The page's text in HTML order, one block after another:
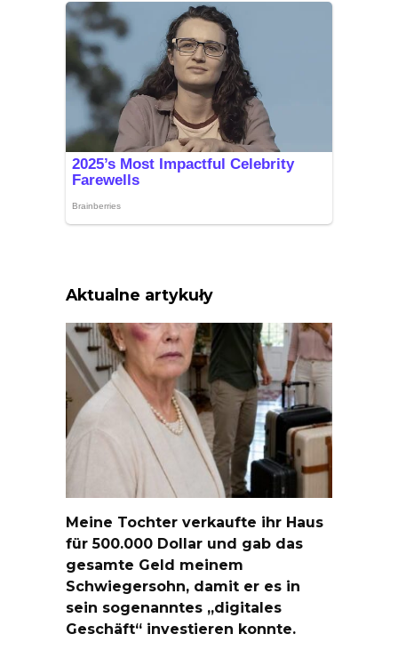
Aktualne artykuły
Meine Tochter verkaufte ihr Haus
für 500.000 Dollar und gab das
gesamte Geld meinem
Schwiegersohn, damit er es in
sein sogenanntes „digitales
Geschäft“ investieren konnte.